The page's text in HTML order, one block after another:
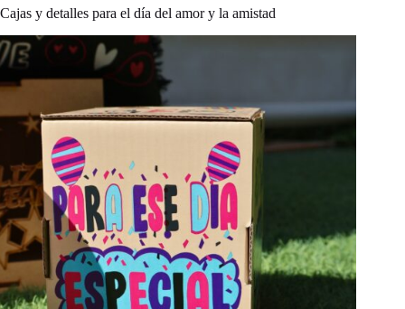
Cajas y detalles para el día del amor y la amistad